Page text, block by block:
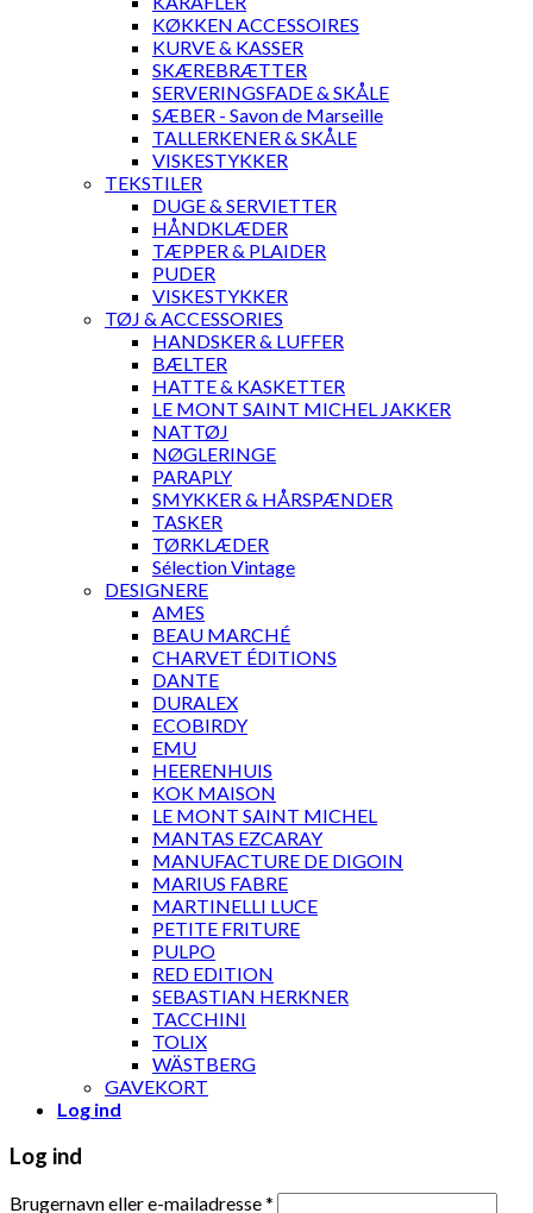
KØKKEN ACCESSOIRES
KURVE & KASSER
SKÆREBRÆTTER
SERVERINGSFADE & SKÅLE
SÆBER - Savon de Marseille
TALLERKENER & SKÅLE
VISKESTYKKER
TEKSTILER
DUGE & SERVIETTER
HÅNDKLÆDER
TÆPPER & PLAIDER
PUDER
VISKESTYKKER
TØJ & ACCESSORIES
HANDSKER & LUFFER
BÆLTER
HATTE & KASKETTER
LE MONT SAINT MICHEL JAKKER
NATTØJ
NØGLERINGE
PARAPLY
SMYKKER & HÅRSPÆNDER
TASKER
TØRKLÆDER
Sélection Vintage
DESIGNERE
AMES
BEAU MARCHÉ
CHARVET ÉDITIONS
DANTE
DURALEX
ECOBIRDY
EMU
HEERENHUIS
KOK MAISON
LE MONT SAINT MICHEL
MANTAS EZCARAY
MANUFACTURE DE DIGOIN
MARIUS FABRE
MARTINELLI LUCE
PETITE FRITURE
PULPO
RED EDITION
SEBASTIAN HERKNER
TACCHINI
TOLIX
WÄSTBERG
GAVEKORT
Log ind
Log ind
Brugernavn eller e-mailadresse*